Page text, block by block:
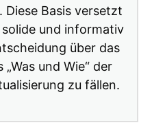
Diese Basis versetzt
solide und informativ
über das
„Was und Wie“ der
zu fällen.